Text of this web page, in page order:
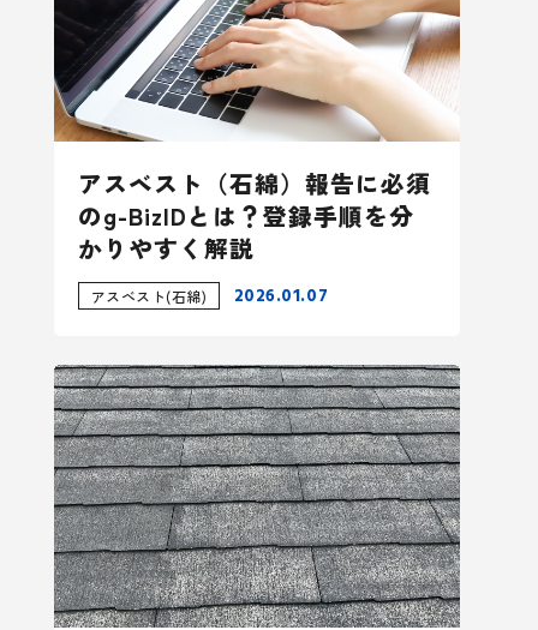
アスベスト（石綿）報告に必須
のg-BizIDとは？登録手順を分
かりやすく解説
アスベスト(石綿) 2026.01.07